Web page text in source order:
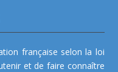
française selon la loi
et de faire connaître